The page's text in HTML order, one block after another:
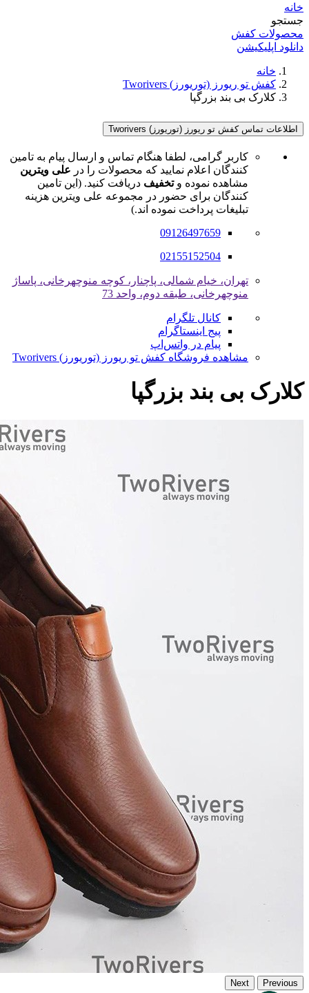
خانه
جستجو
محصولات کفش
دانلود اپلیکیشن
خانه
کفش تو ریورز (توریورز) Tworivers
کلارک بی بند بزرگپا
اطلاعات تماس کفش تو ریورز (توریورز) Tworivers
کاربر گرامی، لطفا هنگام تماس و ارسال پیام به تامین
کنندگان اعلام نمایید که محصولات را در علی ویترین
مشاهده نموده وتخفیف دریافت کنید. (این تامین
کنندگان برای حضور در مجموعه علی ویترین هزینه
تبلیغات پرداخت نموده اند.)
09126497659
02155152504
تهران، خیام شمالی، پاچنار، کوچه منوچهرخانی، پاساژ
منوچهرخانی، طبقه دوم، واحد 73
کانال تلگرام
پیج اینستاگرام
پیام در واتس‌اپ
مشاهده فروشگاه کفش تو ریورز (توریورز) Tworivers
کلارک بی بند بزرگپا
Previous
Next